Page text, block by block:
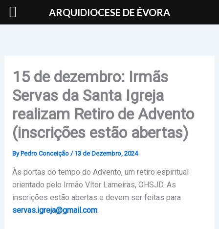
Skip
15 de dezembro: Irmãs
Servas da Santa Igreja
realizam Retiro de Advento
(inscrições estão abertas)
By Pedro Conceição / 13 de Dezembro, 2024
Às portas do tempo do Advento, um retiro espiritual
orientado pelo Irmão Vítor Lameiras, OHSJD. As
inscrições estão abertas e devem ser feitas para
servas.igreja@gmail.com.
ARQUIDIOCESE DE ÉVORA